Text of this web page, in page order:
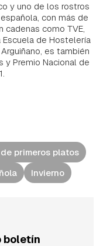
y uno de los rostros
con más de
como TVE,
Escuela de Hostelería
es también
Premio Nacional de
primeros platos
Invierno
boletín